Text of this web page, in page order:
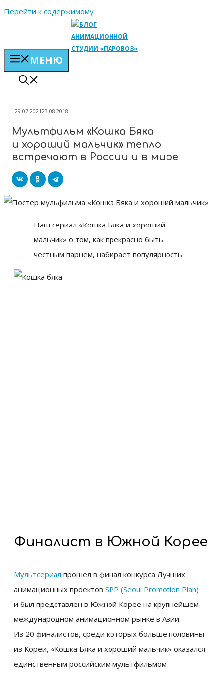
Перейти к содержимому
МЕНЮ
Мультфильм «Кошка Бяка
и хороший мальчик» тепло
встречают в России и в мире
29.07.202123.08.2018
Наш сериал «Кошка Бяка и хороший
мальчик» о том, как прекрасно быть
честным парнем, набирает популярность.
Финалист в Южной Корее
Мультсериал прошел в финал конкурса Лучших
анимационных проектов SPP (Seoul Promotion Plan)
и был представлен в Южной Корее на крупнейшем
международном анимационном рынке в Азии.
Из 20 финалистов, среди которых больше половины
из Кореи, «Кошка Бяка и хороший мальчик» оказался
единственным российским мультфильмом.